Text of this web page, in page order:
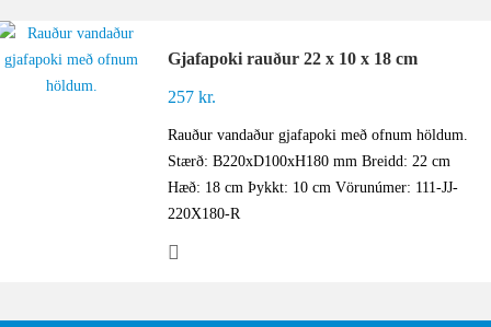
Gjafapoki rauður 22 x 10 x 18 cm
257kr.
Rauður vandaður gjafapoki með ofnum höldum.
Stærð: B220xD100xH180 mm Breidd: 22 cm
Hæð: 18 cm Þykkt: 10 cm Vörunúmer: 111-JJ-
220X180-R